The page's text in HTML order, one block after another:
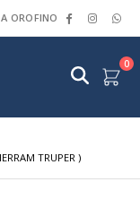
OROFINO
0
TRUPER )